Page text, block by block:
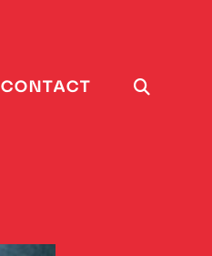
CONTACT